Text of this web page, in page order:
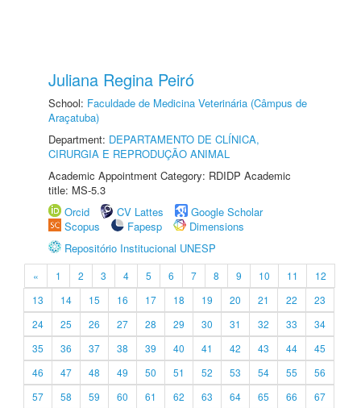
Juliana Regina Peiró
School: Faculdade de Medicina Veterinária (Câmpus de
Araçatuba)
Department: DEPARTAMENTO DE CLÍNICA,
CIRURGIA E REPRODUÇÃO ANIMAL
Academic Appointment Category: RDIDP Academic
title: MS-5.3
Orcid
CV Lattes
Google Scholar
Scopus
Fapesp
Dimensions
Repositório Institucional UNESP
« 1 2 3 4 5 6 7 8 9 10 11
12
13
14 15 16 17 18 19 20 21 22
23
24
25 26 27 28 29 30 31 32 33
34
35
36 37 38 39 40 41 42 43 44
45
46
47 48 49 50 51 52 53 54 55
56
57
58 59 60 61 62 63 64 65 66
67